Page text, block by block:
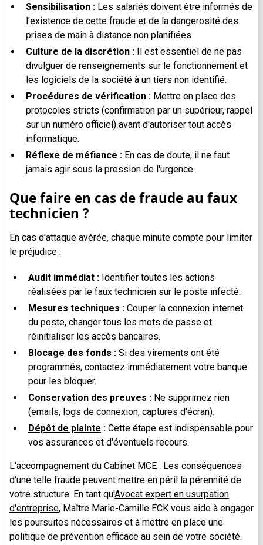
Sensibilisation : Les salariés doivent être informés de
l'existence de cette fraude et de la dangerosité des
prises de main à distance non planifiées.
Culture de la discrétion : Il est essentiel de ne pas
divulguer de renseignements sur le fonctionnement et
les logiciels de la société à un tiers non identifié.
Procédures de vérification : Mettre en place des
protocoles stricts (confirmation par un supérieur, rappel
sur un numéro officiel) avant d'autoriser tout accès
informatique.
Réflexe de méfiance : En cas de doute, il ne faut
jamais agir sous la pression de l'urgence.
Que faire en cas de fraude au faux
technicien ?
En cas d'attaque avérée, chaque minute compte pour limiter
le préjudice :
Audit immédiat : Identifier toutes les actions
réalisées par le faux technicien sur le poste infecté.
Mesures techniques : Couper la connexion internet
du poste, changer tous les mots de passe et
réinitialiser les accès bancaires.
Blocage des fonds : Si des virements ont été
programmés, contactez immédiatement votre banque
pour les bloquer.
Conservation des preuves : Ne supprimez rien
(emails, logs de connexion, captures d'écran).
Dépôt de plainte : Cette étape est indispensable pour
vos assurances et d'éventuels recours.
L'accompagnement du Cabinet MCE : Les conséquences
d'une telle fraude peuvent mettre en péril la pérennité de
votre structure. En tant qu'Avocat expert en usurpation
d'entreprise, Maître Marie-Camille ECK vous aide à engager
les poursuites nécessaires et à mettre en place une
politique de prévention efficace au sein de votre société.